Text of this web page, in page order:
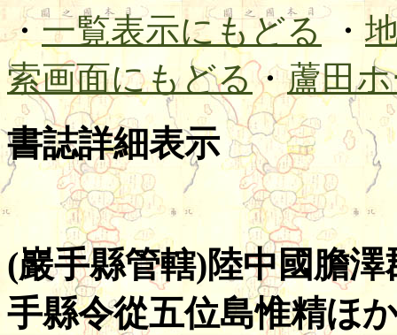
・一覧表示にもどる・
索画面にもどる・蘆田
書誌詳細表示
(巖手縣管轄)陸中國膽
手縣令從五位島惟精ほ